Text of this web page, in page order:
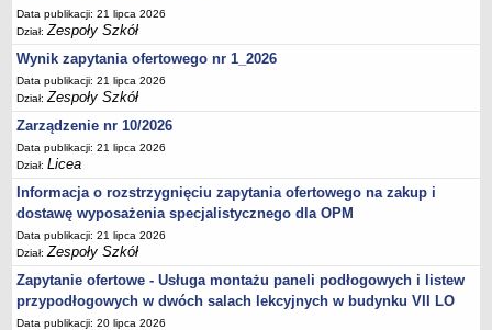
Data publikacji: 21 lipca 2026
Dział:Zespoły Szkół
Wynik zapytania ofertowego nr 1_2026
Data publikacji: 21 lipca 2026
Dział:Zespoły Szkół
Zarządzenie nr 10/2026
Data publikacji: 21 lipca 2026
Dział:Licea
Informacja o rozstrzygnięciu zapytania ofertowego na zakup i
dostawę wyposażenia specjalistycznego dla OPM
Data publikacji: 21 lipca 2026
Dział:Zespoły Szkół
Zapytanie ofertowe - Usługa montażu paneli podłogowych i listew
przypodłogowych w dwóch salach lekcyjnych w budynku VII LO
Data publikacji: 20 lipca 2026